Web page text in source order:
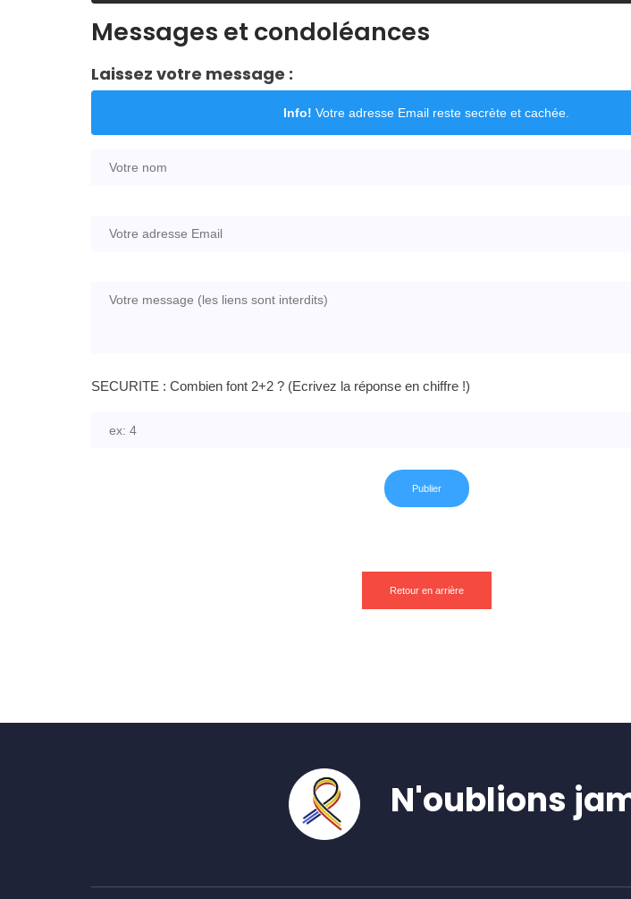
Messages et condoléances
Laissez votre message :
Info! Votre adresse Email reste secrète et cachée.
SECURITE : Combien font 2+2 ? (Ecrivez la réponse en chiffre !)
Retour en arrière
N'oublions